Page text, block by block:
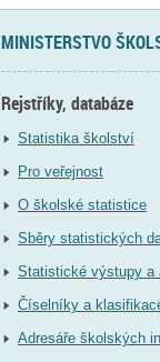
MINISTERSTVO
Rejstříky, databáze
Statistika školství
Pro veřejnost
O školské statistice
Sběry statistických
Statistické výstupy a
Číselníky a
Adresáře školských